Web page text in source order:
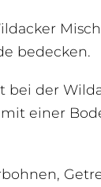
bedecken.
der
einer